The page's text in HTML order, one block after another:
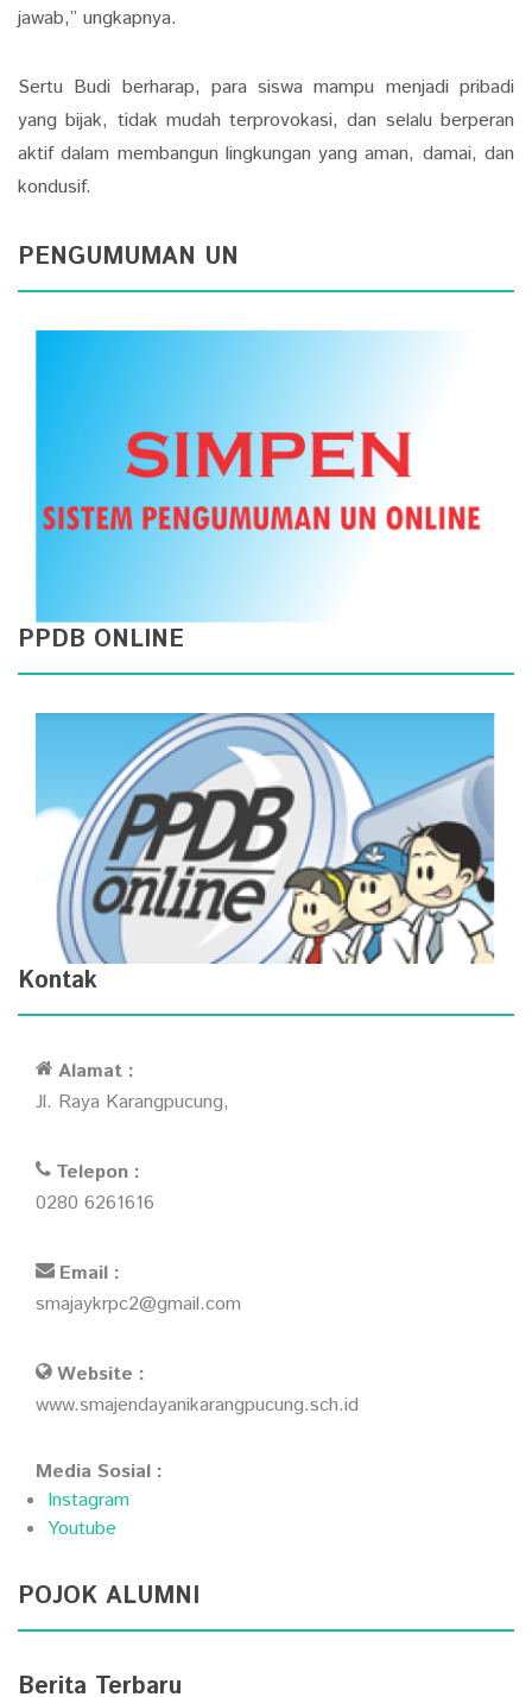
PENGUMUMAN UN
PPDB ONLINE
Kontak
Alamat :
Jl. Raya Karangpucung,
Telepon :
0280 6261616
Email :
smajaykrpc2@gmail.com
Website :
www.smajendayanikarangpucung.sch.id
Media Sosial :
Instagram
Youtube
POJOK ALUMNI
Berita Terbaru
jawab,” ungkapnya.
Sertu Budi berharap, para siswa mampu menjadi pribadi
yang bijak, tidak mudah terprovokasi, dan selalu berperan
aktif dalam membangun lingkungan yang aman, damai, dan
kondusif.